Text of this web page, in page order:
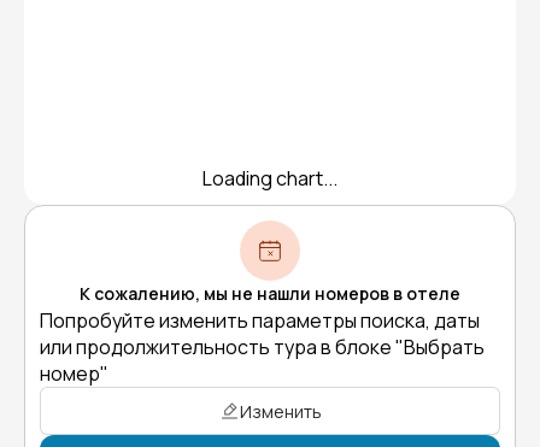
Loading chart...
К сожалению, мы не нашли номеров в отеле
Попробуйте изменить параметры поиска, даты
или продолжительность тура в блоке "Выбрать
номер"
Изменить